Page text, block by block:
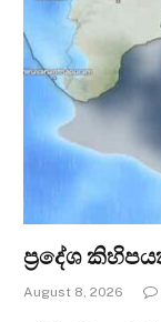
ප්‍රදේශ
August 8, 2026